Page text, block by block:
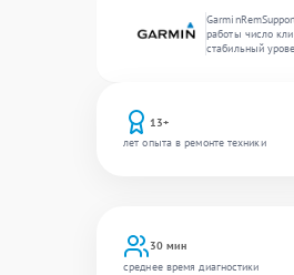
работы число
стабильный
13+
лет опыта в ремонте техники
30 мин
среднее время диагностики